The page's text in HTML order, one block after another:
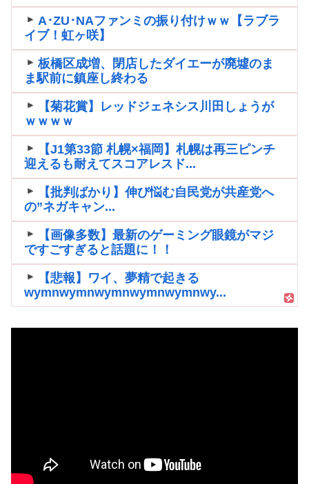
A･ZU･NAファンミの振り付けｗｗ【ラブラ
イブ！虹ヶ咲】
板橋区成増、閉店したダイエーが廃墟のま
ま駅前に鎮座し終わる
【菊花賞】レッドジェネシス川田しょうが
ｗｗｗｗ
【J1第33節 札幌×福岡】札幌は再三ピンチ
迎えるも耐えてスコアレスド...
【批判ばかり】伸び悩む自民党が共産党へ
の”ネガキャン...
【画像多数】最新のゲーミング眼鏡がマジ
ですごすぎると話題に！！
【悲報】ワイ、夢精で起きる
wymnwymnwymnwymnwymnwy...